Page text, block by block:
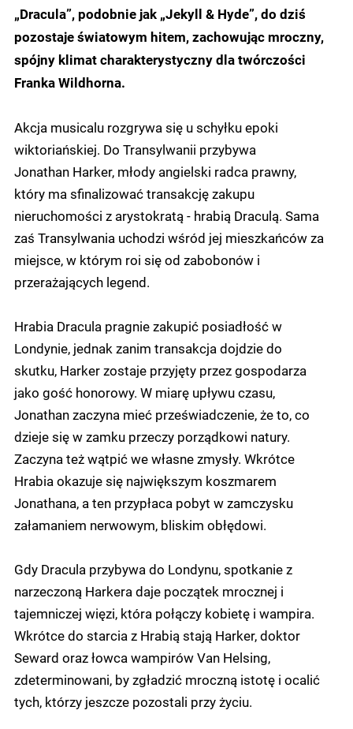
„Dracula”, podobnie jak „Jekyll & Hyde”, do dziś
pozostaje światowym hitem, zachowując mroczny,
spójny klimat charakterystyczny dla twórczości
Franka Wildhorna.
Akcja musicalu rozgrywa się u schyłku epoki
wiktoriańskiej. Do Transylwanii przybywa
Jonathan Harker, młody angielski radca prawny,
który ma sfinalizować transakcję zakupu
nieruchomości z arystokratą - hrabią Draculą. Sama
zaś Transylwania uchodzi wśród jej mieszkańców za
miejsce, w którym roi się od zabobonów i
przerażających legend.
Hrabia Dracula pragnie zakupić posiadłość w
Londynie, jednak zanim transakcja dojdzie do
skutku, Harker zostaje przyjęty przez gospodarza
jako gość honorowy. W miarę upływu czasu,
Jonathan zaczyna mieć przeświadczenie, że to, co
dzieje się w zamku przeczy porządkowi natury.
Zaczyna też wątpić we własne zmysły. Wkrótce
Hrabia okazuje się największym koszmarem
Jonathana, a ten przypłaca pobyt w zamczysku
załamaniem nerwowym, bliskim obłędowi.
Gdy Dracula przybywa do Londynu, spotkanie z
narzeczoną Harkera daje początek mrocznej i
tajemniczej więzi, która połączy kobietę i wampira.
Wkrótce do starcia z Hrabią stają Harker, doktor
Seward oraz łowca wampirów Van Helsing,
zdeterminowani, by zgładzić mroczną istotę i ocalić
tych, którzy jeszcze pozostali przy życiu.